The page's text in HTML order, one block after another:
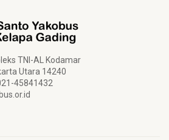
TNI-AL Kodamar
Utara 14240
45841432